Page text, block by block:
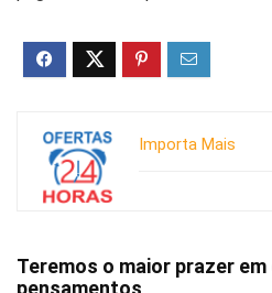
Importa Mais
Teremos o maior prazer em
pensamentos